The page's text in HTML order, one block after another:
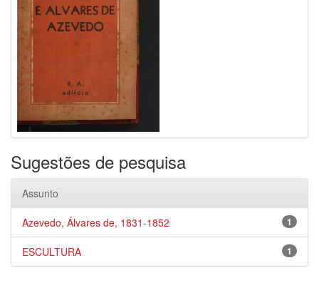
Sugestões de pesquisa
Assunto
1
Azevedo, Álvares de, 1831-1852
1
ESCULTURA